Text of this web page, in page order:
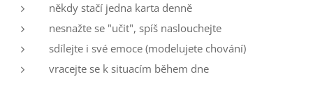
někdy stačí jedna karta denně
nesnažte se "učit", spíš naslouchejte
sdílejte i své emoce (modelujete chování)
vracejte se k situacím během dne